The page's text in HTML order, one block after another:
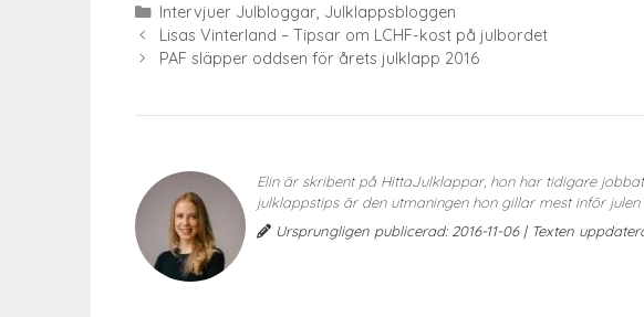
Kategorier
Intervjuer Julbloggar, Julklappsbloggen
Lisas Vinterland – Tipsar om LCHF-kost på julbordet
PAF släpper oddsen för årets julklapp 2016
Elin är skribent på HittaJulklappar, hon har tidigare
julklappstips är den utmaningen hon gillar mest inför
Ursprungligen publicerad: 2016-11-06 | Texten